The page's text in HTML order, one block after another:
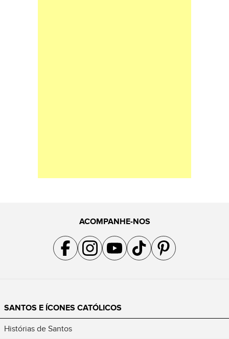
ACOMPANHE-NOS
Acompanhe a gente no Facebook
Acompanhe a gente no Instagram
Acompanhe a gente no YouTube
Acompanhe a gente no TikTok
Acompanhe a gente no
SANTOS E ÍCONES CATÓLICOS
Histórias de Santos